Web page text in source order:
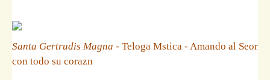
Santa Gertrudis Magna - Teloga Mstica - Amando al Seor
con todo su corazn